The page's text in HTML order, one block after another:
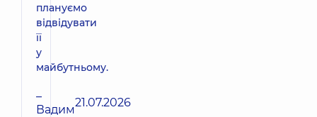
плануємо
відвідувати
її
у
майбутньому.
–
Вадим21.07.2026